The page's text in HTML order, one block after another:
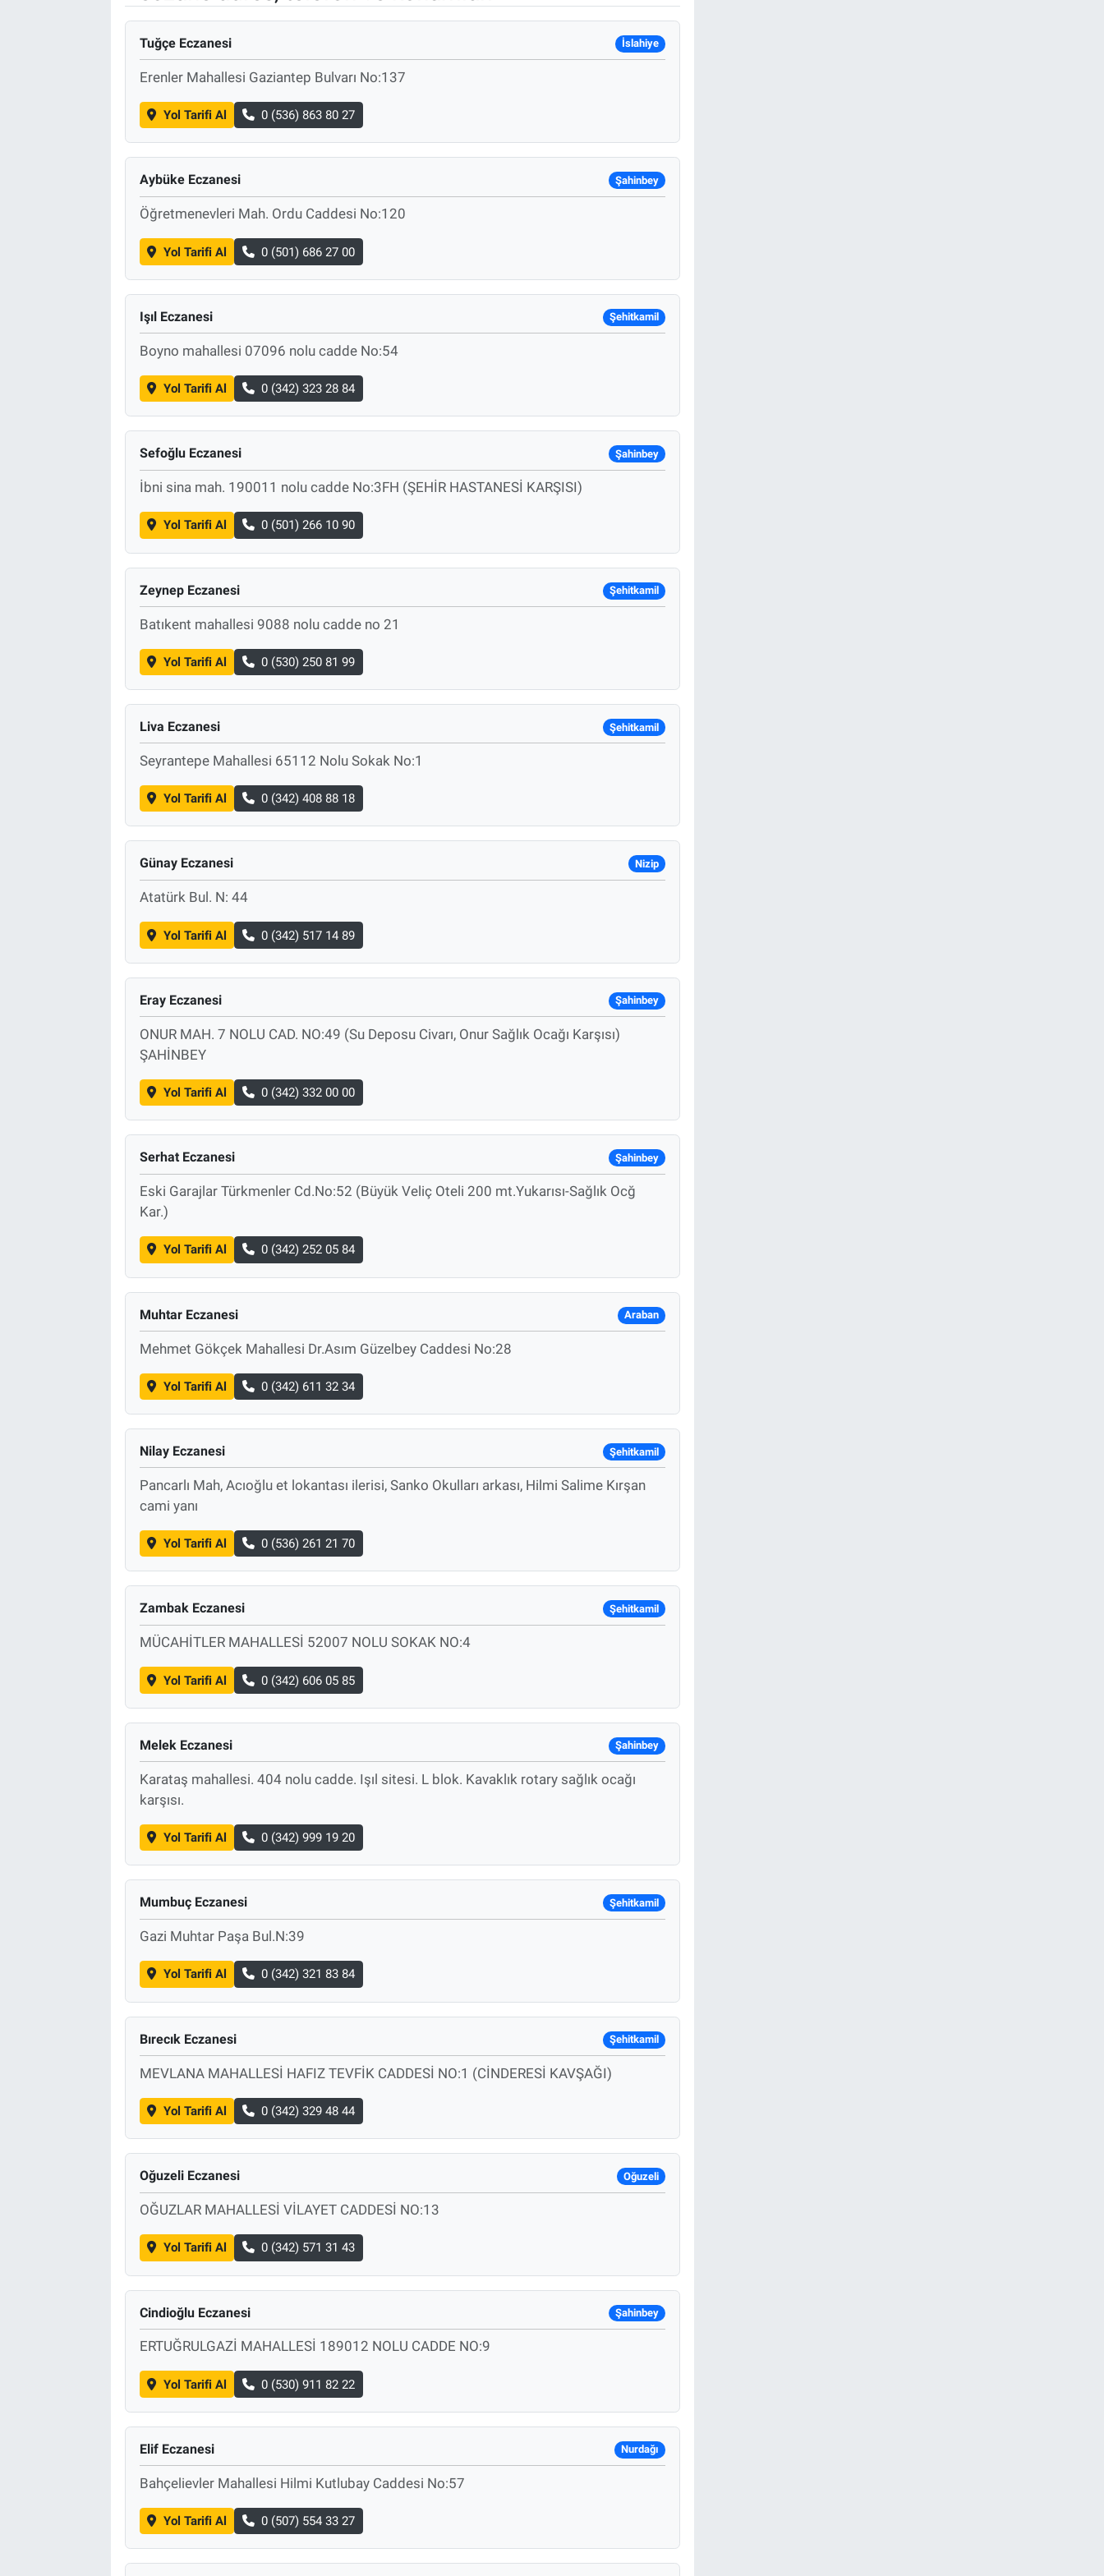
Tuğçe Eczanesi İslahiye
Erenler Mahallesi Gaziantep Bulvarı No:137
Yol Tarifi Al 0 (536) 863 80 27
Aybüke Eczanesi Şahinbey
Öğretmenevleri Mah. Ordu Caddesi No:120
Yol Tarifi Al 0 (501) 686 27 00
Işıl Eczanesi Şehitkamil
Boyno mahallesi 07096 nolu cadde No:54
Yol Tarifi Al 0 (342) 323 28 84
Sefoğlu Eczanesi Şahinbey
İbni sina mah. 190011 nolu cadde No:3FH (ŞEHİR HASTANESİ KARŞISI)
Yol Tarifi Al 0 (501) 266 10 90
Zeynep Eczanesi Şehitkamil
Batıkent mahallesi 9088 nolu cadde no 21
Yol Tarifi Al 0 (530) 250 81 99
Liva Eczanesi Şehitkamil
Seyrantepe Mahallesi 65112 Nolu Sokak No:1
Yol Tarifi Al 0 (342) 408 88 18
Günay Eczanesi Nizip
Atatürk Bul. N: 44
Yol Tarifi Al 0 (342) 517 14 89
Eray Eczanesi Şahinbey
ONUR MAH. 7 NOLU CAD. NO:49 (Su Deposu Civarı, Onur Sağlık Ocağı Karşısı)
ŞAHİNBEY
Yol Tarifi Al 0 (342) 332 00 00
Serhat Eczanesi Şahinbey
Eski Garajlar Türkmenler Cd.No:52 (Büyük Veliç Oteli 200 mt.Yukarısı-Sağlık Ocğ
Kar.)
Yol Tarifi Al 0 (342) 252 05 84
Muhtar Eczanesi Araban
Mehmet Gökçek Mahallesi Dr.Asım Güzelbey Caddesi No:28
Yol Tarifi Al 0 (342) 611 32 34
Nilay Eczanesi Şehitkamil
Pancarlı Mah, Acıoğlu et lokantası ilerisi, Sanko Okulları arkası, Hilmi Salime Kırşan
cami yanı
Yol Tarifi Al 0 (536) 261 21 70
Zambak Eczanesi Şehitkamil
MÜCAHİTLER MAHALLESİ 52007 NOLU SOKAK NO:4
Yol Tarifi Al 0 (342) 606 05 85
Melek Eczanesi Şahinbey
Karataş mahallesi. 404 nolu cadde. Işıl sitesi. L blok. Kavaklık rotary sağlık ocağı
karşısı.
Yol Tarifi Al 0 (342) 999 19 20
Mumbuç Eczanesi Şehitkamil
Gazi Muhtar Paşa Bul.N:39
Yol Tarifi Al 0 (342) 321 83 84
Bırecık Eczanesi Şehitkamil
MEVLANA MAHALLESİ HAFIZ TEVFİK CADDESİ NO:1 (CİNDERESİ KAVŞAĞI)
Yol Tarifi Al 0 (342) 329 48 44
Oğuzeli Eczanesi Oğuzeli
OĞUZLAR MAHALLESİ VİLAYET CADDESİ NO:13
Yol Tarifi Al 0 (342) 571 31 43
Cindioğlu Eczanesi Şahinbey
ERTUĞRULGAZİ MAHALLESİ 189012 NOLU CADDE NO:9
Yol Tarifi Al 0 (530) 911 82 22
Elif Eczanesi Nurdağı
Bahçelievler Mahallesi Hilmi Kutlubay Caddesi No:57
Yol Tarifi Al 0 (507) 554 33 27